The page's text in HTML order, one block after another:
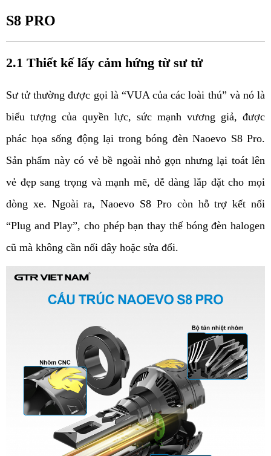
S8 PRO
2.1 Thiết kế lấy cảm hứng từ sư tử
Sư tử thường được gọi là “VUA của các loài thú” và nó là
biểu tượng của quyền lực, sức mạnh vương giả, được
phác họa sống động lại trong bóng đèn Naoevo S8 Pro.
Sản phẩm này có vẻ bề ngoài nhỏ gọn nhưng lại toát lên
vẻ đẹp sang trọng và mạnh mẽ, dễ dàng lắp đặt cho mọi
dòng xe. Ngoài ra, Naoevo S8 Pro còn hỗ trợ kết nối
“Plug and Play”, cho phép bạn thay thế bóng đèn halogen
cũ mà không cần nối dây hoặc sửa đổi.